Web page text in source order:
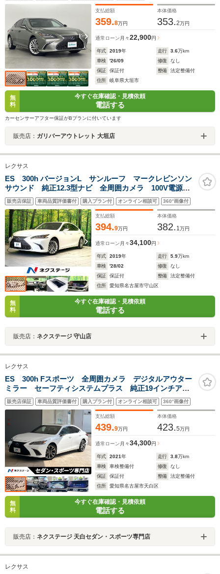
支払総額
359.8万円
本体価格
353.2万円
通常ローン 月々22,900円
年式 2019年 走行 3.6万km
車検
'26/09 修復
なし
保証
保証付 整備
法定整備付
住所
岐阜県大垣市
無
料
今すぐ在庫確認・見積依頼
電話する
カーセンサーアフター保証がBプランに付いています
販売店： ガリバーアウトレット 大垣店
レクサス
ES 300h バージョンL サンルーフ マークレビンソン
サウンド 純正12.3型ナビ 全周囲カメラ 100V電源
レーダークルーズ BSM 電動リアゲート 黒革 前席
シートヒーター/エアコン ドラレコ 三眼LEDヘッド
販売店保証 車両品質評価書付 購入プラン付 オンライン相談可 360°画像付
支払総額
394.9万円
本体価格
382. 1万円
通常ローン 月々34,100円
年式 2019年 走行 5.9万km
車検
'28/02 修復
なし
保証
保証付 整備
法定整備付
住所
愛知県名古屋市守山区
無
料
今すぐ在庫確認・見積依頼
電話する
販売店： ネクステージ 守山店
レクサス
ES 300h Fスポーツ 全周囲カメラ デジタルアウター
ミラー セーフティシステムプラス 純正19インチアル
ミ ブラインドスポットモニター 3眼LEDヘッドライ
ト 革巻きステアリング 前席シートエアコン プレミ
販売店保証 車両品質評価書付 購入プラン付 オンライン相談可 360°画像付
支払総額
439.9万円
本体価格
423.5万円
通常ローン 月々34,300円
年式 2021年 走行 3.8万km
車検
車検整備付 修復
なし
保証
保証付 整備
法定整備付
住所
愛知県名古屋市天白区
無
料
今すぐ在庫確認・見積依頼
電話する
販売店： ネクステージ 天白セダン・スポーツ専門店
レクサス